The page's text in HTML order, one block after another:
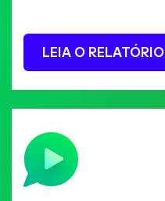
LEIA O RELATÓRIO